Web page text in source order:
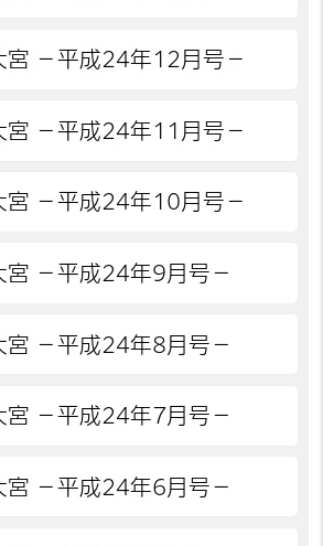
宮 －平成24年12月号－
宮 －平成24年11月号－
宮 －平成24年10月号－
宮 －平成24年9月号－
宮 －平成24年8月号－
宮 －平成24年7月号－
宮 －平成24年6月号－